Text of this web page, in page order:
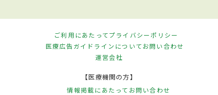
ご利用にあたってプライバシーポリシー
医療広告ガイドラインについてお問い合わせ
運営会社
【医療機関の方】
情報掲載にあたって お問い合わせ